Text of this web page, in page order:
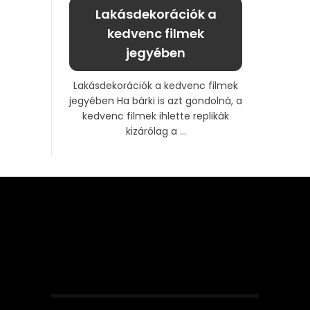
Lakásdekorációk a
kedvenc filmek
jegyében
Lakásdekorációk a kedvenc filmek
jegyében Ha bárki is azt gondolná, a
kedvenc filmek ihlette replikák
kizárólag a ...